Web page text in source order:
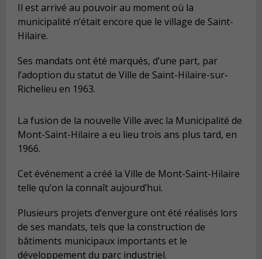
Il est arrivé au pouvoir au moment où la
municipalité n’était encore que le village de Saint-
Hilaire.
Ses mandats ont été marqués, d’une part, par
l’adoption du statut de Ville de Saint-Hilaire-sur-
Richelieu en 1963.
La fusion de la nouvelle Ville avec la Municipalité de
Mont-Saint-Hilaire a eu lieu trois ans plus tard, en
1966.
Cet événement a créé la Ville de Mont-Saint-Hilaire
telle qu’on la connaît aujourd’hui.
Plusieurs projets d’envergure ont été réalisés lors
de ses mandats, tels que la construction de
bâtiments municipaux importants et le
développement du parc industriel.